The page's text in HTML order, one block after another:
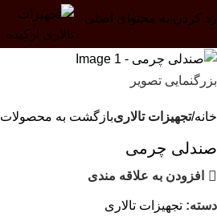
رد کردن به محتوای اصلی
بزرگنمایی تصویر
خانه تجهیزات تالاریبازگشت به محصولات
صندلی چرمی
افزودن به علاقه مندی
دسته: تجهیزات تالاری